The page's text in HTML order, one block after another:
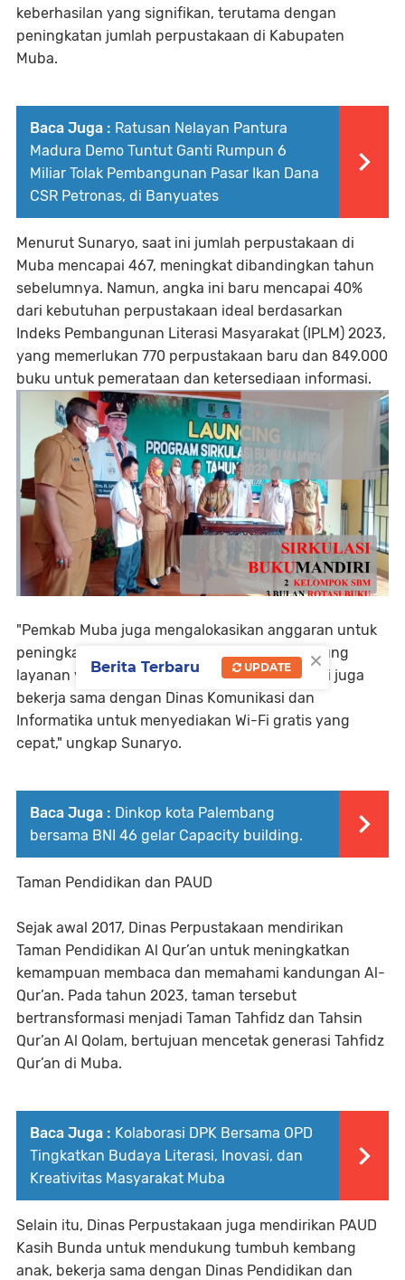
keberhasilan yang signifikan, terutama dengan
peningkatan jumlah perpustakaan di Kabupaten
Muba.
Baca Juga : Ratusan Nelayan Pantura
Madura Demo Tuntut Ganti Rumpun 6
Miliar Tolak Pembangunan Pasar Ikan Dana
CSR Petronas, di Banyuates
Menurut Sunaryo, saat ini jumlah perpustakaan di
Muba mencapai 467, meningkat dibandingkan tahun
sebelumnya. Namun, angka ini baru mencapai 40%
dari kebutuhan perpustakaan ideal berdasarkan
Indeks Pembangunan Literasi Masyarakat (IPLM) 2023,
yang memerlukan 770 perpustakaan baru dan 849.000
buku untuk pemerataan dan ketersediaan informasi.
"Pemkab Muba juga mengalokasikan anggaran untuk
peningkatan layanan, termasuk renovasi gedung
layanan yang lebih nyaman dan modern. Kami juga
bekerja sama dengan Dinas Komunikasi dan
Informatika untuk menyediakan Wi-Fi gratis yang
cepat," ungkap Sunaryo.
Baca Juga : Dinkop kota Palembang
bersama BNI 46 gelar Capacity building.
Taman Pendidikan dan PAUD
Sejak awal 2017, Dinas Perpustakaan mendirikan
Taman Pendidikan Al Qur’an untuk meningkatkan
kemampuan membaca dan memahami kandungan Al-
Qur’an. Pada tahun 2023, taman tersebut
bertransformasi menjadi Taman Tahfidz dan Tahsin
Qur’an Al Qolam, bertujuan mencetak generasi Tahfidz
Qur’an di Muba.
Baca Juga : Kolaborasi DPK Bersama OPD
Tingkatkan Budaya Literasi, Inovasi, dan
Kreativitas Masyarakat Muba
Selain itu, Dinas Perpustakaan juga mendirikan PAUD
Kasih Bunda untuk mendukung tumbuh kembang
anak, bekerja sama dengan Dinas Pendidikan dan
×
Berita Terbaru UPDATE